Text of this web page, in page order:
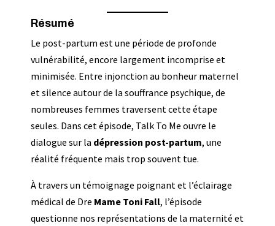
Résumé
Le post-partum est une période de profonde
vulnérabilité, encore largement incomprise et
minimisée. Entre injonction au bonheur maternel
et silence autour de la souffrance psychique, de
nombreuses femmes traversent cette étape
seules. Dans cet épisode, Talk To Me ouvre le
dialogue sur la dépression post-partum, une
réalité fréquente mais trop souvent tue.
À travers un témoignage poignant et l’éclairage
médical de Dre Mame Toni Fall, l’épisode
questionne nos représentations de la maternité et